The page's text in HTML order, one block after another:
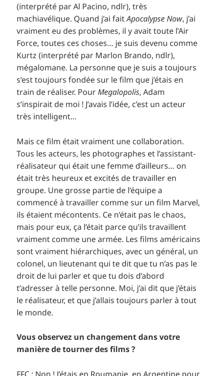
(interprété par Al Pacino, ndlr), très
machiavélique. Quand j’ai faitApocalypse Now, j’ai
vraiment eu des problèmes, il y avait toute l’Air
Force, toutes ces choses… je suis devenu comme
Kurtz (interprété par Marlon Brando, ndlr),
mégalomane. La personne que je suis a toujours
s’est toujours fondée sur le film que j’étais en
train de réaliser. PourMegalopolis, Adam
s’inspirait de moi ! J’avais l’idée, c’est un acteur
très intelligent…
Mais ce film était vraiment une collaboration.
Tous les acteurs, les photographes et l’assistant-
réalisateur qui était une femme d’ailleurs… on
était très heureux et excités de travailler en
groupe. Une grosse partie de l’équipe a
commencé à travailler comme sur un film Marvel,
ils étaient mécontents. Ce n’était pas le chaos,
mais pour eux, ça l’était parce qu’ils travaillent
vraiment comme une armée. Les films américains
sont vraiment hiérarchiques, avec un général, un
colonel, un lieutenant qui te dit que tu n’as pas le
droit de lui parler et que tu dois d’abord
t’adresser à telle personne. Moi, j’ai dit que j’étais
le réalisateur, et que j’allais toujours parler à tout
le monde.
Vous observez un changement dans votre
manière de tourner des films ?